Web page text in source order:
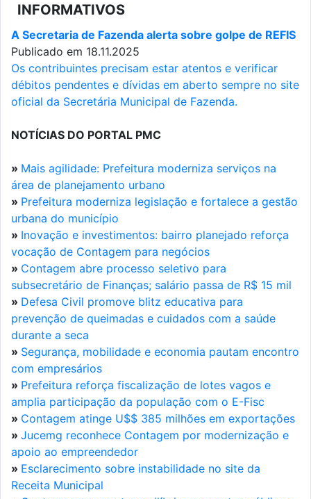
INFORMATIVOS
A Secretaria de Fazenda alerta sobre golpe de REFIS
Publicado em 18.11.2025
Os contribuintes precisam estar atentos e verificar
débitos pendentes e dívidas em aberto sempre no site
oficial da Secretária Municipal de Fazenda.
NOTÍCIAS DO PORTAL PMC
» Mais agilidade: Prefeitura moderniza serviços na
área de planejamento urbano
» Prefeitura moderniza legislação e fortalece a gestão
urbana do município
» Inovação e investimentos: bairro planejado reforça
vocação de Contagem para negócios
» Contagem abre processo seletivo para
subsecretário de Finanças; salário passa de R$ 15 mil
» Defesa Civil promove blitz educativa para
prevenção de queimadas e cuidados com a saúde
durante a seca
» Segurança, mobilidade e economia pautam encontro
com empresários
» Prefeitura reforça fiscalização de lotes vagos e
amplia participação da população com o E-Fisc
» Contagem atinge U$$ 385 milhões em exportações
» Jucemg reconhece Contagem por modernização e
apoio ao empreendedor
» Esclarecimento sobre instabilidade no site da
Receita Municipal